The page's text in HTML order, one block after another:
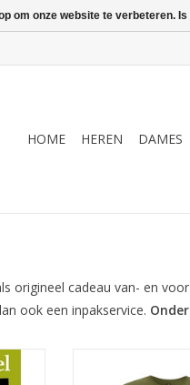
HOME HEREN DAMES
origineel cadeau van- en
ook een inpakservice.
door een Art
om onze website te verbeteren.